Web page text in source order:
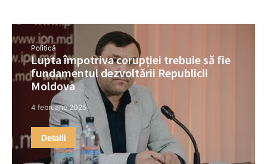
Politică
Lupta împotriva corupției trebuie să fie
fundamentul dezvoltării Republicii
Moldova
4 februarie 2025
Detalii